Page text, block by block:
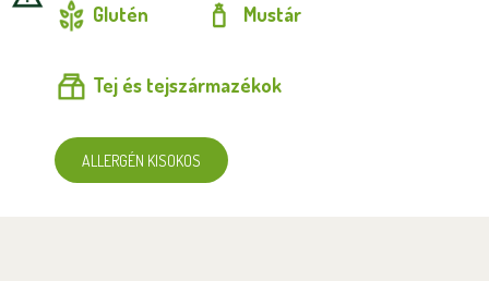
Glutén Mustár
Tej és tejszármazékok
ALLERGÉN KISOKOS